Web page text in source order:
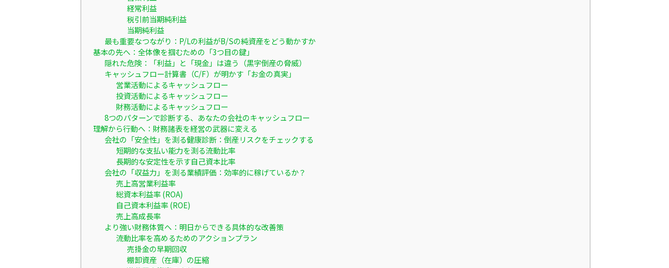
経常利益
税引前当期純利益
当期純利益
最も重要なつながり：P/Lの利益がB/Sの純資産をどう動かすか
基本の先へ：全体像を掴むための「3つ目の鍵」
隠れた危険：「利益」と「現金」は違う（黒字倒産の脅威）
キャッシュフロー計算書（C/F）が明かす「お金の真実」
営業活動によるキャッシュフロー
投資活動によるキャッシュフロー
財務活動によるキャッシュフロー
8つのパターンで診断する、あなたの会社のキャッシュフロー
理解から行動へ：財務諸表を経営の武器に変える
会社の「安全性」を測る健康診断：倒産リスクをチェックする
短期的な支払い能力を測る流動比率
長期的な安定性を示す自己資本比率
会社の「収益力」を測る業績評価：効率的に稼げているか？
売上高営業利益率
総資本利益率 (ROA)
自己資本利益率 (ROE)
売上高成長率
より強い財務体質へ：明日からできる具体的な改善策
流動比率を高めるためのアクションプラン
売掛金の早期回収
棚卸資産（在庫）の圧縮